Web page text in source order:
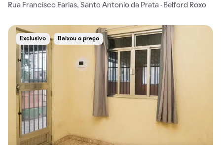
Rua Francisco Farias, Santo Antonio da Prata · Belford Roxo
Exclusivo Baixou o preço